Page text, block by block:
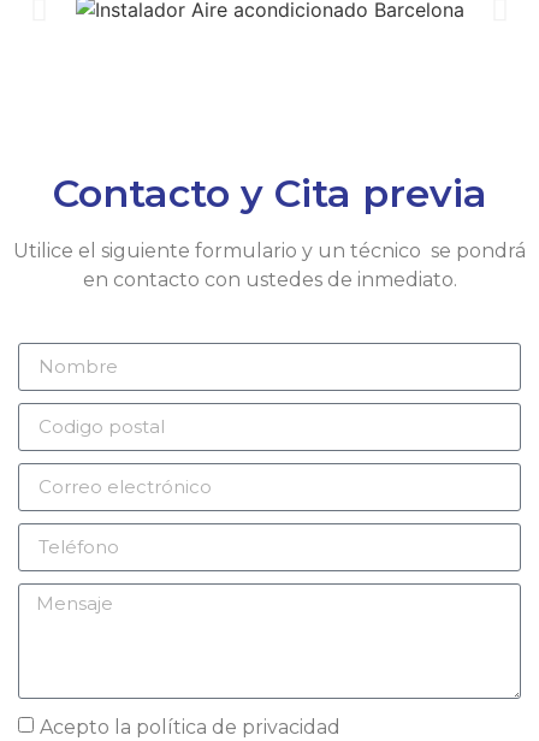
Contacto y Cita previa
Utilice el siguiente formulario y un técnico se pondrá
en contacto con ustedes de inmediato.
Acepto la política de privacidad